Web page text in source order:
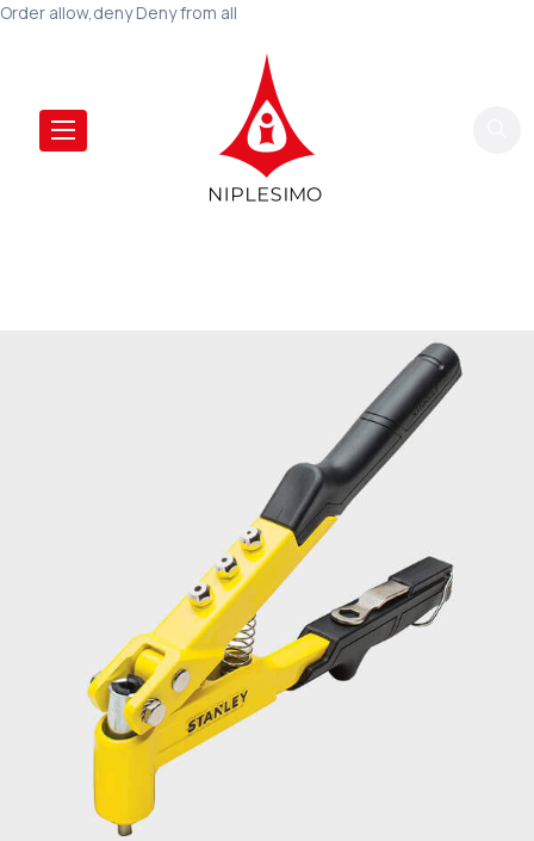
Order allow,deny Deny from all